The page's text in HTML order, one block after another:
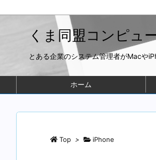
くま同盟コンピュ
とある企業のシステム管理者がMacや
ホーム
Top > iPhone